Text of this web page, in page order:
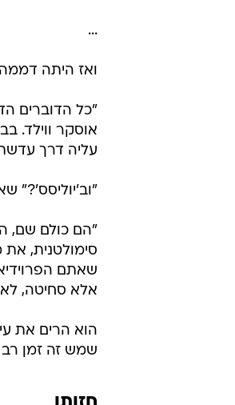
...
ואז היתה
"כל הדוברים
אוסקר ווילד.
עליה דרך
"וב'יוליסס'?"
"הם כולם שם,
סימולטנית,
שאתם
אלא סחיטה, לא
הוא הרים את
שמש זה זמן רב